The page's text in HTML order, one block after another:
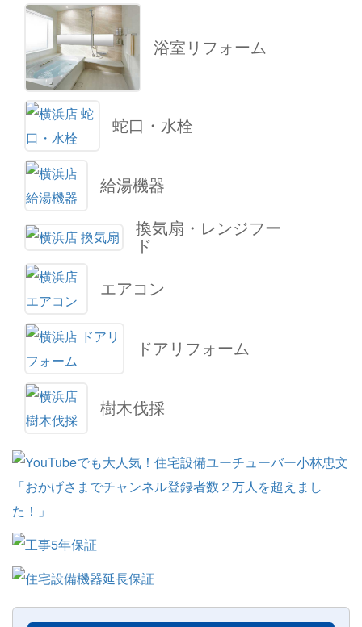
浴室リフォーム
蛇口・水栓
給湯機器
換気扇・レンジフー
ド
エアコン
ドアリフォーム
樹木伐採